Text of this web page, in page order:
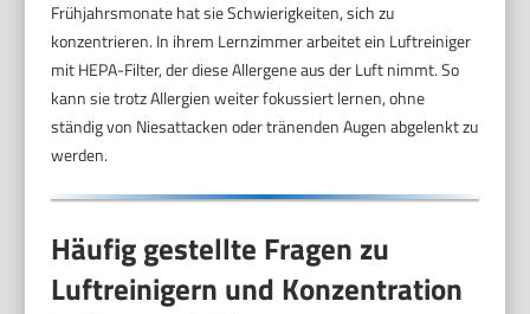
Frühjahrsmonate hat sie Schwierigkeiten, sich zu
konzentrieren. In ihrem Lernzimmer arbeitet ein Luftreiniger
mit HEPA-Filter, der diese Allergene aus der Luft nimmt. So
kann sie trotz Allergien weiter fokussiert lernen, ohne
ständig von Niesattacken oder tränenden Augen abgelenkt zu
werden.
Häufig gestellte Fragen zu
Luftreinigern und Konzentration